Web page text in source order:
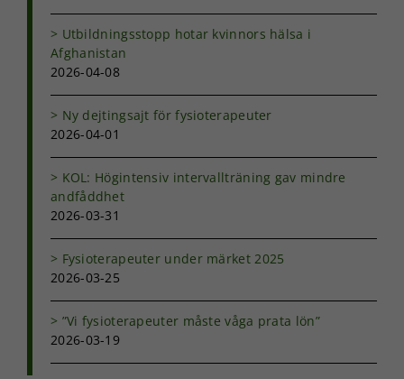
Utbildningsstopp hotar kvinnors hälsa i
Afghanistan
2026-04-08
Ny dejtingsajt för fysioterapeuter
2026-04-01
KOL: Högintensiv intervallträning gav mindre
andfåddhet
2026-03-31
Fysioterapeuter under märket 2025
2026-03-25
”Vi fysioterapeuter måste våga prata lön”
2026-03-19
Marknadsföring
beteende när du
surfar ökar du
och erbjudanden.